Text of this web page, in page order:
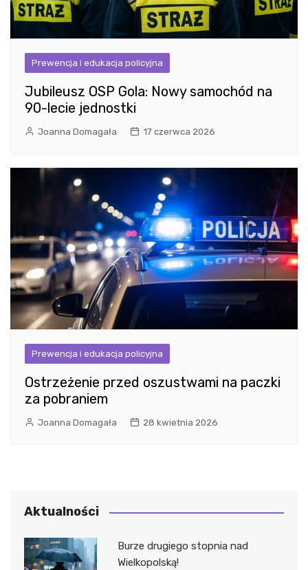
Prewencja i edukacja policyjna
Jubileusz OSP Gola: Nowy samochód na
90-lecie jednostki
Joanna Domagała 17 czerwca 2026
Prewencja i edukacja policyjna
Ostrzeżenie przed oszustwami na paczki
za pobraniem
Joanna Domagała 28 kwietnia 2026
Aktualności
Burze drugiego stopnia nad
Wielkopolską!